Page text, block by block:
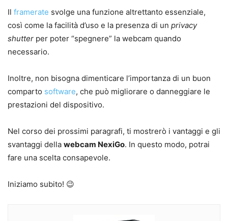
Il framerate svolge una funzione altrettanto essenziale,
così come la facilità d’uso e la presenza di un privacy
shutter per poter “spegnere” la webcam quando
necessario.
Inoltre, non bisogna dimenticare l’importanza di un buon
comparto software, che può migliorare o danneggiare le
prestazioni del dispositivo.
Nel corso dei prossimi paragrafi, ti mostrerò i vantaggi e gli
svantaggi della webcam NexiGo. In questo modo, potrai
fare una scelta consapevole.
Iniziamo subito! 😉